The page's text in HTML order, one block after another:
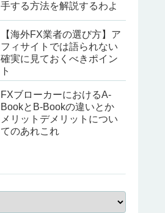
手する方法を解説するわよ
【海外FX業者の選び方】ア
フィサイトでは語られない
確実に見ておくべきポイン
ト
FXブローカーにおけるA-
BookとB-Bookの違いとか
メリットデメリットについ
てのあれこれ